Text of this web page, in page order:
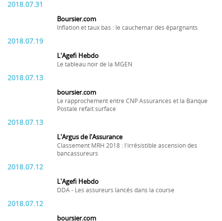
2018.07.31
Boursier.com
Inflation et taux bas : le cauchemar des épargnants
2018.07.19
L'Agefi Hebdo
Le tableau noir de la MGEN
2018.07.13
boursier.com
Le rapprochement entre CNP Assurances et la Banque
Postale refait surface
2018.07.13
L'Argus de l'Assurance
Classement MRH 2018 : l'irrésistible ascension des
bancassureurs
2018.07.12
L'Agefi Hebdo
DDA - Les assureurs lancés dans la course
2018.07.12
boursier.com